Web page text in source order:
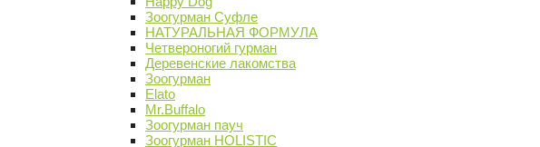
Зоогурман Суфле
НАТУРАЛЬНАЯ ФОРМУЛА
Четвероногий гурман
Деревенские лакомства
Зоогурман
Elato
Mr.Buffalo
Зоогурман пауч
Зоогурман HOLISTIC